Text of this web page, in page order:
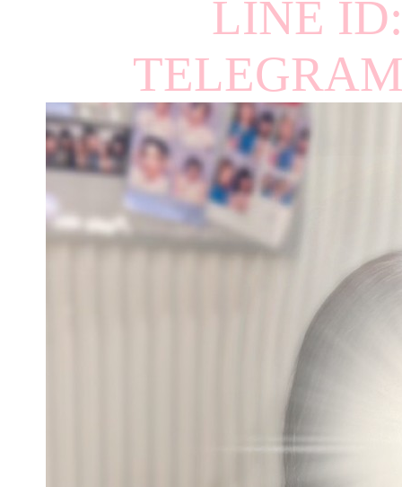
LINE